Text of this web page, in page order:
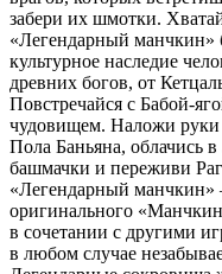
забери их шмотки.
«Легендарный манчкин»
культурное наследие
древних богов, от
Повстречайся с Бабой-
чудовищем. Наложи руки
Пола Баньяна, облачись
башмачки и переживи
«Легендарный манчкин»
оригинального
в сочетании с другими
в любом случае